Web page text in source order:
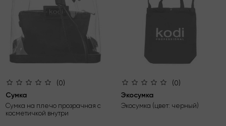
(0)
Сумка
Сумка на плечо прозрачная с
косметичкой внутри
(0)
Экосумка
Экосумка (цвет: черный)